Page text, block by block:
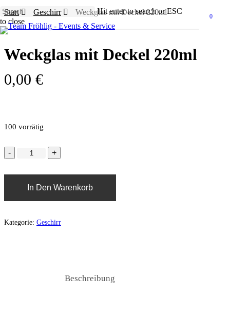
Skip
to
main
content
Hit enter to search or ESC
to close
Close
0
Menu
Start Geschirr Weckglas mit Deckel 220ml
Weckglas mit Deckel 220ml
0,00 €
100 vorrätig
In Den Warenkorb
Kategorie: Geschirr
Beschreibung